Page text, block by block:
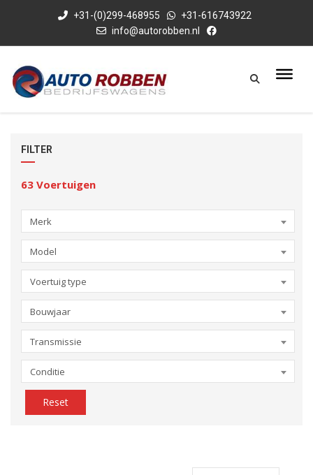
+31-(0)299-468955
+31-616743922
info@autorobben.nl
FILTER
63 Voertuigen
Merk
Model
Voertuig type
Bouwjaar
Transmissie
Conditie
Reset